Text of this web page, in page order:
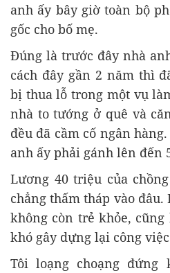
anh ấy bây giờ toàn bộ
gốc cho bố mẹ.
Đúng là trước đây nhà
cách đây gần 2 năm thì
bị thua lỗ trong một vụ
nhà to tướng ở quê và
đều đã cầm cố ngân
anh ấy phải gánh lên đến
Lương 40 triệu của
chẳng thấm tháp vào đâu.
không còn trẻ khỏe,
khó gây dựng lại công
Tôi loạng choạng